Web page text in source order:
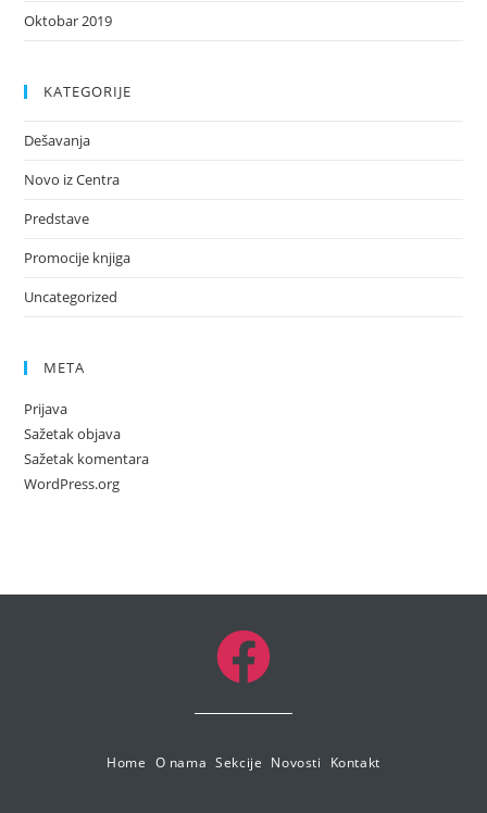
Oktobar 2019
KATEGORIJE
Dešavanja
Novo iz Centra
Predstave
Promocije knjiga
Uncategorized
META
Prijava
Sažetak objava
Sažetak komentara
WordPress.org
Home O nama Sekcije Novosti Kontakt